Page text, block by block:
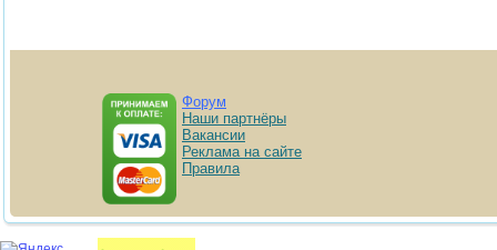
Форум
Наши партнёры
Вакансии
Реклама на сайте
Правила